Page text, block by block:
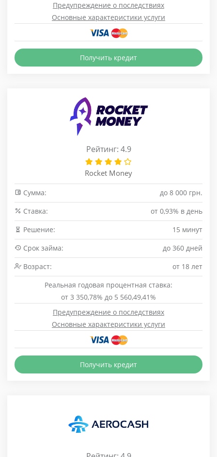
Предупреждение о последствиях
Основные характеристики услуги
Получить кредит
Рейтинг: 4.9
Rocket Money
Сумма:
до 8 000 грн.
Cтавка:
от 0,93% в день
Решение:
15 минут
Срок займа:
до 360 дней
Возраст:
от 18 лет
Реальная годовая процентная ставка:
от 3 350,78% до 5 560,49,41%
Предупреждение о последствиях
Основные характеристики услуги
Получить кредит